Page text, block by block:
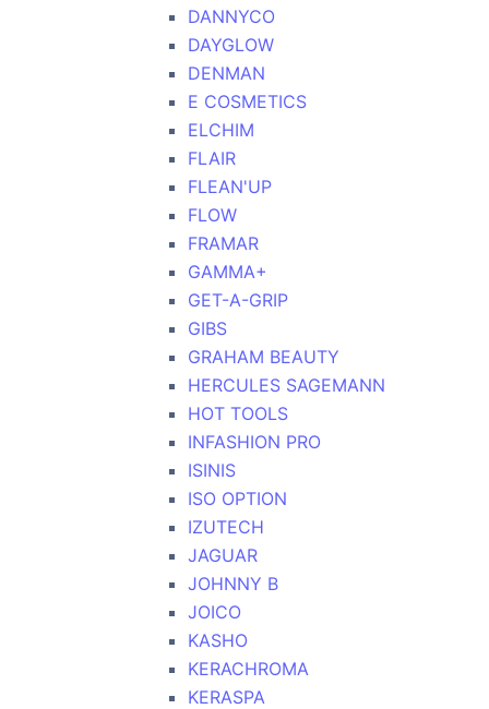
DANNYCO
DAYGLOW
DENMAN
E COSMETICS
ELCHIM
FLAIR
FLEAN'UP
FLOW
FRAMAR
GAMMA+
GET-A-GRIP
GIBS
GRAHAM BEAUTY
HERCULES SAGEMANN
HOT TOOLS
INFASHION PRO
ISINIS
ISO OPTION
IZUTECH
JAGUAR
JOHNNY B
JOICO
KASHO
KERACHROMA
KERASPA